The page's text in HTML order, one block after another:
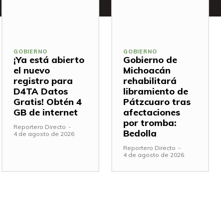
GOBIERNO
¡Ya está abierto
el nuevo
registro para
D4TA Datos
Gratis! Obtén 4
GB de internet
Reportero Directo -
4 de agosto de 2026
GOBIERNO
Gobierno de
Michoacán
rehabilitará
libramiento de
Pátzcuaro tras
afectaciones
por tromba:
Bedolla
Reportero Directo -
4 de agosto de 2026